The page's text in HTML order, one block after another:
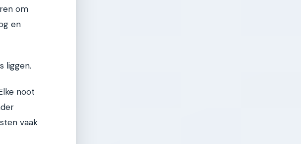
om
en
liggen.
noot
vaak